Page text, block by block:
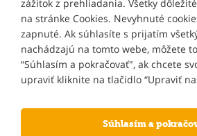
INFORMÁCIE
MÔJ ÚČET
NOVINKY E-MAILOM
zážitok z prehliadania. Všetky
na stránke Cookies. Nevyhnuté
zapnuté. Ak súhlasíte s prijatím
nachádzajú na tomto webe, môžete
“Súhlasím a pokračovať", ak chcete
upraviť kliknite na tlačidlo “Upraviť
Súhlasím a